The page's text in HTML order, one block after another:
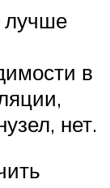
лучше
в
нет.